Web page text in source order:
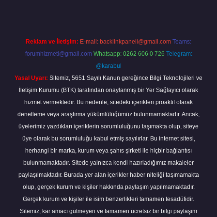
Reklam ve İletişim: E-mail: backlinkpaneli@gmail.com Teams:
forumhizmeti@gmail.com Whatsapp: 0262 606 0 726 Telegram:
@karabul
Yasal Uyarı: Sitemiz, 5651 Sayılı Kanun gereğince Bilgi Teknolojileri ve
İletişim Kurumu (BTK) tarafından onaylanmış bir Yer Sağlayıcı olarak
hizmet vermektedir. Bu nedenle, sitedeki içerikleri proaktif olarak
denetleme veya araştırma yükümlülüğümüz bulunmamaktadır. Ancak,
üyelerimiz yazdıkları içeriklerin sorumluluğunu taşımakta olup, siteye
üye olarak bu sorumluluğu kabul etmiş sayılırlar. Bu internet sitesi,
herhangi bir marka, kurum veya şahıs şirketi ile hiçbir bağlantısı
bulunmamaktadır. Sitede yalnızca kendi hazırladığımız makaleler
paylaşılmaktadır. Burada yer alan içerikler haber niteliği taşımamakta
olup, gerçek kurum ve kişiler hakkında paylaşım yapılmamaktadır.
Gerçek kurum ve kişiler ile isim benzerlikleri tamamen tesadüfidir.
Sitemiz, kar amacı gütmeyen ve tamamen ücretsiz bir bilgi paylaşım